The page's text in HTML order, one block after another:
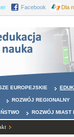
Facebook Dla
EUROPEJSKIE
ROZWÓJ REGIONALNY
ROZWÓJ MIAST